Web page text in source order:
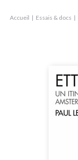
Accueil Essais & docs